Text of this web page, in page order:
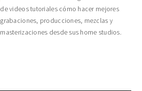
de videos tutoriales cómo hacer mejores
grabaciones, producciones, mezclas y
masterizaciones desde sus home studios.